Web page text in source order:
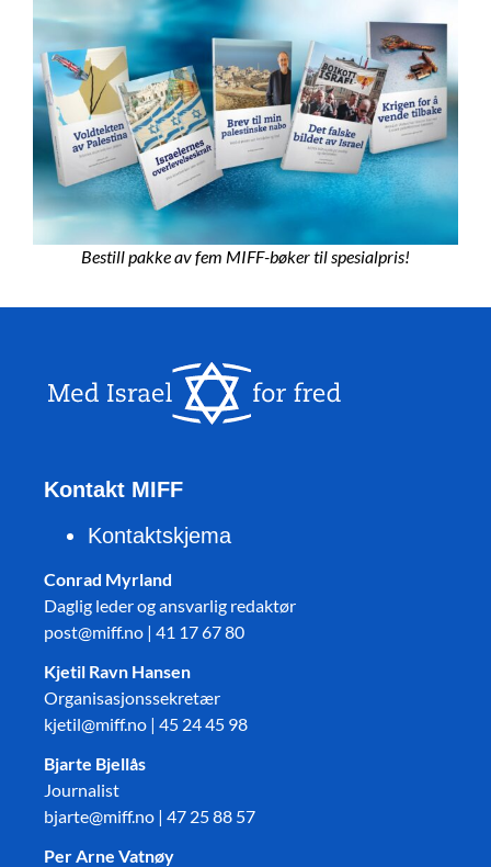
Bestill pakke av fem MIFF-bøker til spesialpris!
Kontakt MIFF
Kontaktskjema
Conrad Myrland
Daglig leder og ansvarlig redaktør
post@miff.no | 41 17 67 80
Kjetil Ravn Hansen
Organisasjonssekretær
kjetil@miff.no | 45 24 45 98
Bjarte Bjellås
Journalist
bjarte@miff.no | 47 25 88 57
Per Arne Vatnøy